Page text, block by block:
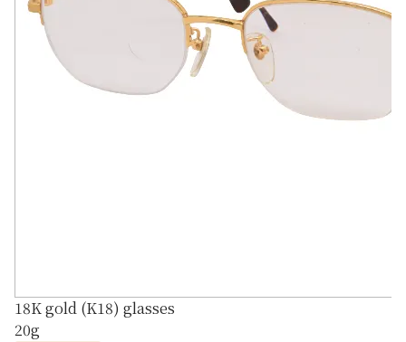
18K gold (K18) glasses
20g